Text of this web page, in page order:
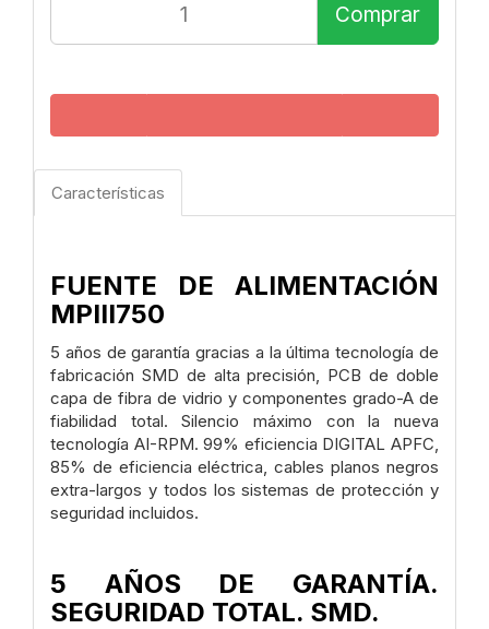
Comprar
Características
FUENTE DE ALIMENTACIÓN
MPIII750
5 años de garantía gracias a la última tecnología de
fabricación SMD de alta precisión, PCB de doble
capa de fibra de vidrio y componentes grado-A de
fiabilidad total. Silencio máximo con la nueva
tecnología AI-RPM. 99% eficiencia DIGITAL APFC,
85% de eficiencia eléctrica, cables planos negros
extra-largos y todos los sistemas de protección y
seguridad incluidos.
5 AÑOS DE GARANTÍA.
SEGURIDAD TOTAL. SMD.